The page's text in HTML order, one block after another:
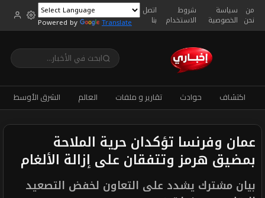
من
نحن
سياسة
الخصوصية
شروط
الاستخدام
اتصل
بنا Powered by Translate
اكتشاف حوادث تقارير و ملفات العالم الشرق الأوسط
عمان وفرنسا تؤكدان حرية الملاحة
بمضيق هرمز وتتفقان على إزالة الألغام
بيان مشترك يشدد على التعاون لخفض التصعيد